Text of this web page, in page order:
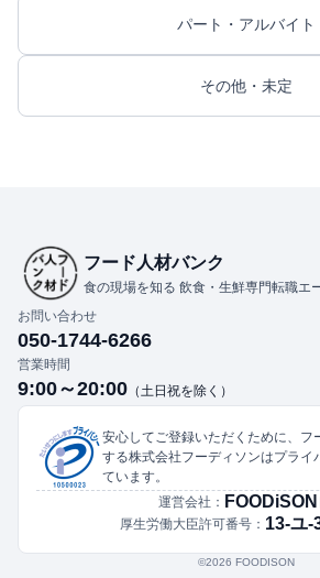
パート・アルバイト
その他・未定
フード人材バンク
食の現場を知る 飲食・生鮮専門転職エ
お問い合わせ
050-1744-6266
営業時間
9:00～20:00 （土日祝を除く）
安心してご登録いただくために、フ
する株式会社フーディソンはプライ
ています。
運営会社： FOODiSON
厚生労働大臣許可番号： 13-ユ-
©︎2026 FOODISON